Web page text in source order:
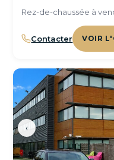
Rez-de-chaussée à
Contacter VOIR
‹